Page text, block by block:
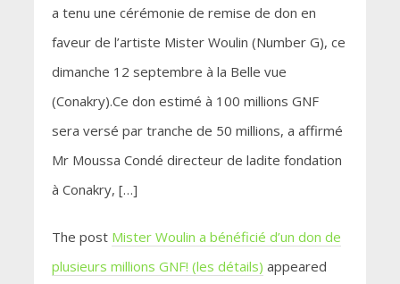
a tenu une cérémonie de remise de don en
faveur de l’artiste Mister Woulin (Number G), ce
dimanche 12 septembre à la Belle vue
(Conakry).Ce don estimé à 100 millions GNF
sera versé par tranche de 50 millions, a affirmé
Mr Moussa Condé directeur de ladite fondation
à Conakry, […]
The post Mister Woulin a bénéficié d’un don de
plusieurs millions GNF! (les détails) appeared